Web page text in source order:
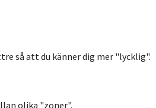
så att du känner dig mer "lycklig".
olika "zoner".